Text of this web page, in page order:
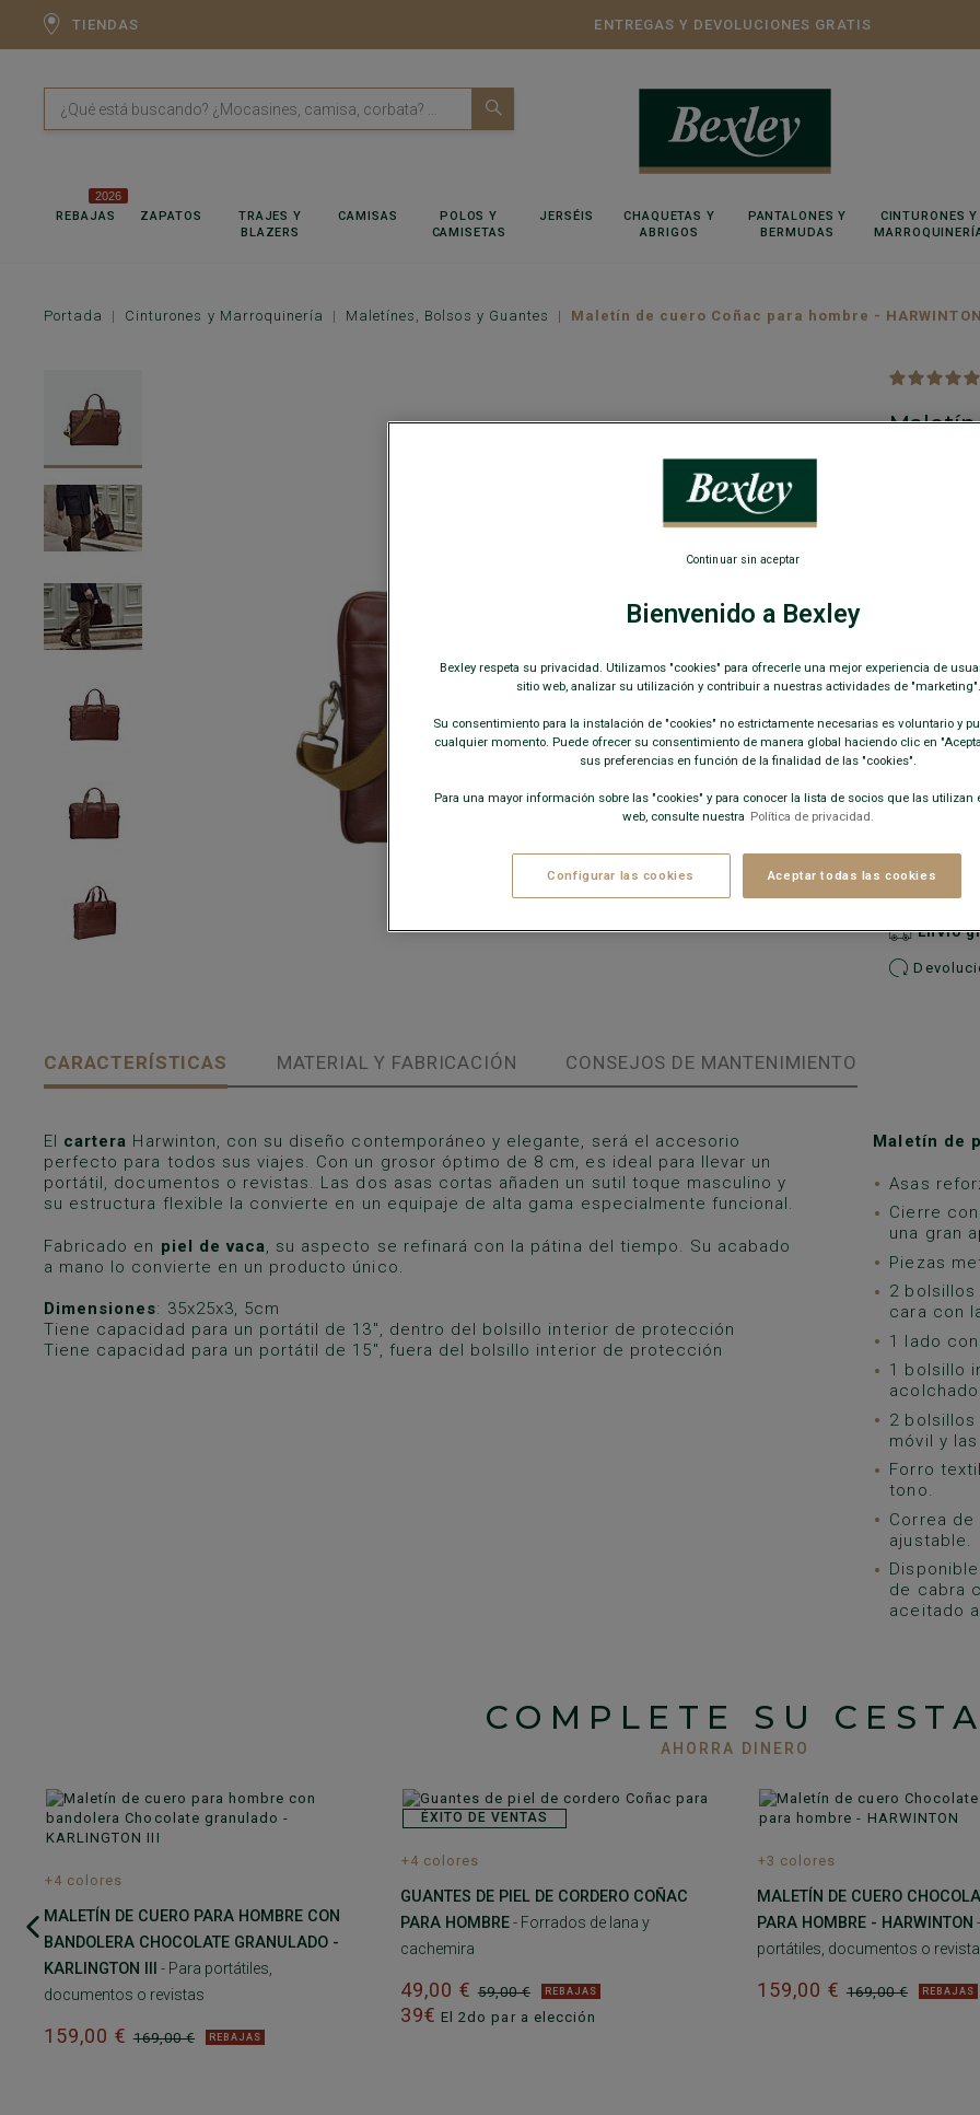
TIENDAS ENTREGAS Y DEVOLUCIONES GRATIS
REBAJAS
2026
ZAPATOS
TRAJES Y
BLAZERS
CAMISAS
POLOS Y
CAMISETAS
JERSÉIS
CHAQUETAS Y
ABRIGOS
PANTALONES Y
BERMUDAS
CINTURONES Y
Portada Cinturones y Marroquinería Maletínes, Bolsos y Guantes Maletín de cuero Coñac para hombre -
Maletín
Envío
CARACTERÍSTICAS MATERIAL Y FABRICACIÓN CONSEJOS DE MANTENIMIENTO
El cartera Harwinton, con su diseño contemporáneo y elegante, será el accesorio
perfecto para todos sus viajes. Con un grosor óptimo de 8 cm, es ideal para llevar un
portátil, documentos o revistas. Las dos asas cortas añaden un sutil toque masculino y
su estructura flexible la convierte en un equipaje de alta gama especialmente funcional.
Fabricado en piel de vaca, su aspecto se refinará con la pátina del tiempo. Su acabado
a mano lo convierte en un producto único.
Dimensiones: 35x25x3, 5cm
Tiene capacidad para un portátil de 13", dentro del bolsillo interior de protección
Tiene capacidad para un portátil de 15", fuera del bolsillo interior de protección
Maletín de
Asas
Cierre
una gran
Piezas
2
cara con
1 lado
1 bolsillo
2
móvil y
Forro
tono.
Correa
ajustable.
de cabra
aceitado
COMPLETE SU
AHORRA DINERO
+4 colores
MALETÍN DE CUERO PARA HOMBRE CON
BANDOLERA CHOCOLATE GRANULADO -
KARLINGTON III
- Para portátiles,
documentos o revistas
169,00 €
159,00 € REBAJAS
ÉXITO DE VENTAS
+4 colores
GUANTES DE PIEL DE CORDERO COÑAC
PARA HOMBRE- Forrados de lana y
cachemira
59,00 €
49,00 € REBAJAS
39€ El 2do par a elección
+3 colores
MALETÍN DE CUERO
PARA HOMBRE - HARWINTON
portátiles, documentos o
169,00 €
159,00 € REBAJAS
Bienvenido a Bexley
Bexley respeta su privacidad. Utilizamos "cookies" para ofrecerle una mejor experiencia de
sitio web, analizar su utilización y contribuir a nuestras actividades de "marketing".
Su consentimiento para la instalación de "cookies" no estrictamente necesarias es voluntario y
cualquier momento. Puede ofrecer su consentimiento de manera global haciendo clic en
sus preferencias en función de la finalidad de las "cookies".
Para una mayor información sobre las "cookies" y para conocer la lista de socios que las utilizan
web, consulte nuestra Política de privacidad.
Configurar las cookies Aceptar todas las cookies
Continuar sin aceptar